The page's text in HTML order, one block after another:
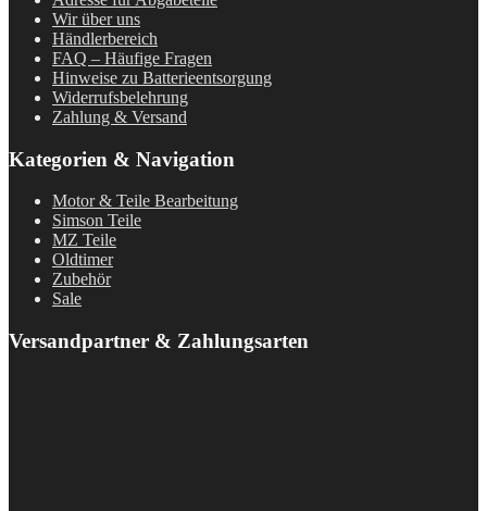
Wir über uns
Händlerbereich
FAQ – Häufige Fragen
Hinweise zu Batterieentsorgung
Widerrufsbelehrung
Zahlung & Versand
Kategorien & Navigation
Motor & Teile Bearbeitung
Simson Teile
MZ Teile
Oldtimer
Zubehör
Sale
Versandpartner & Zahlungsarten